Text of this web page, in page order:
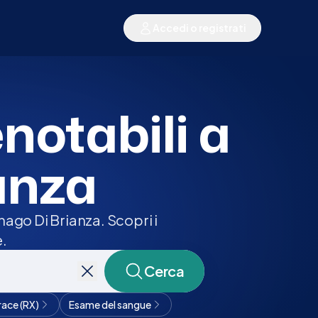
a
Di Brianza. Scopri i
Cerca
(RX)
Esame del sangue